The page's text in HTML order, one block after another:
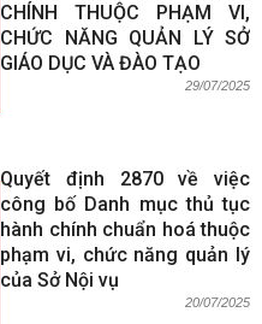
CHÍNH THUỘC PHẠM VI,
CHỨC NĂNG QUẢN LÝ SỞ
GIÁO DỤC VÀ ĐÀO TẠO
29/07/2025
Quyết định 2870 về việc
công bố Danh mục thủ tục
hành chính chuẩn hoá thuộc
phạm vi, chức năng quản lý
của Sở Nội vụ
20/07/2025